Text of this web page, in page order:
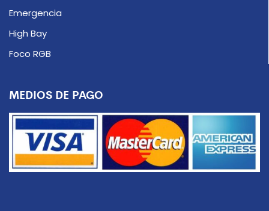
Emergencia
High Bay
Foco RGB
MEDIOS DE PAGO